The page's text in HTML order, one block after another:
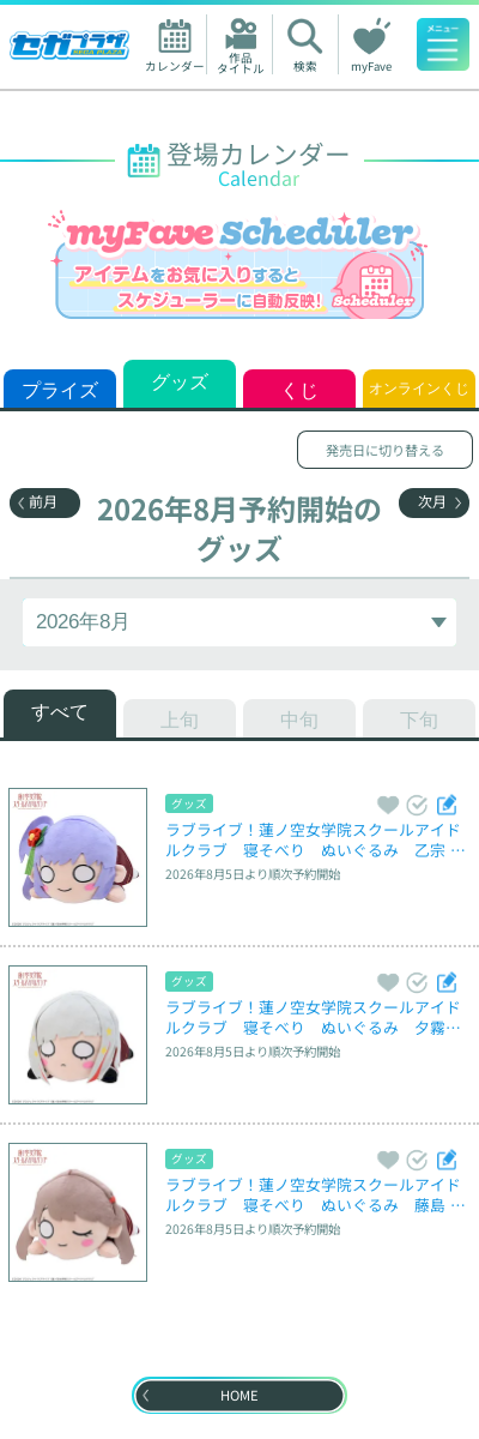
カレンダー 作品
タイトル 検索 myFave
人気ワード
登場カレンダー
Calendar
プライズ グッズ くじ オンラインくじ
発売日に切り替える
前月 次月
2026年8月予約開始の
グッズ
すべて 上旬 中旬 下旬
グッズ
ラブライブ！蓮ノ空女学院スクールアイド
ルクラブ　寝そべり　ぬいぐるみ　乙宗 梢
－冬制服（M）
2026年8月5日より順次予約開始
グッズ
ラブライブ！蓮ノ空女学院スクールアイド
ルクラブ　寝そべり　ぬいぐるみ　夕霧綴
理－冬制服（M）
2026年8月5日より順次予約開始
グッズ
ラブライブ！蓮ノ空女学院スクールアイド
ルクラブ　寝そべり　ぬいぐるみ　藤島 慈
－冬制服（M）
2026年8月5日より順次予約開始
HOME